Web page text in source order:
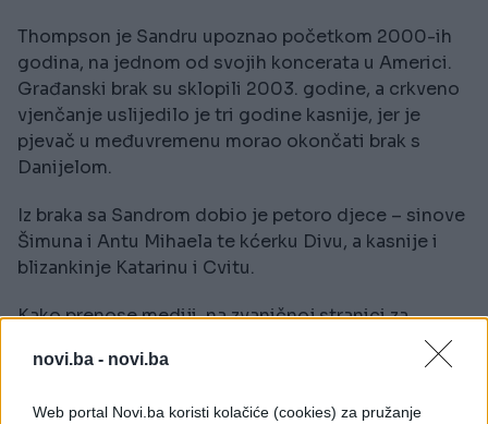
novi.ba - novi.ba
Web portal Novi.ba koristi kolačiće (cookies) za pružanje
Thompson je Sandru upoznao početkom 2000-ih
godina, na jednom od svojih koncerata u Americi.
Građanski brak su sklopili 2003. godine, a crkveno
vjenčanje uslijedilo je tri godine kasnije, jer je
pjevač u međuvremenu morao okončati brak s
Danijelom.
Iz braka sa Sandrom dobio je petoro djece – sinove
Šimuna i Antu Mihaela te kćerku Divu, a kasnije i
blizankinje Katarinu i Cvitu.
Kako prenose mediji, na zvaničnoj stranici za
prodaju ulaznica navodi se da su karte za parter na
Thompsonovom koncertu nevjerovatno jeftine –